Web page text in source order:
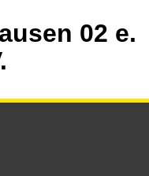
02 e.